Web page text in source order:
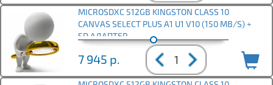
MICROSDXC 512GB KINGSTON CLASS 10
CANVAS SELECT PLUS A1 U1 V10 (150 MB/S) +
SD АДАПТЕР
7 945 р.